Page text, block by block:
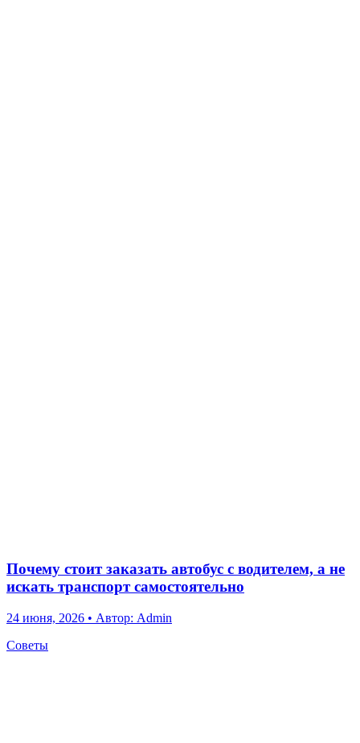
Почему стоит заказать автобус с водителем, а не
искать транспорт самостоятельно
24 июня, 2026 • Автор: Admin
Советы